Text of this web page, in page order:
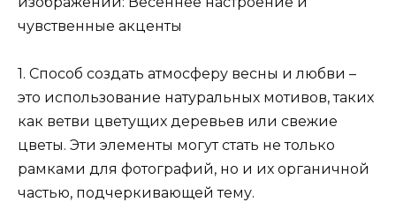
1. Способ создать атмосферу весны и любви –
это использование натуральных мотивов, таких
как ветви цветущих деревьев или свежие
цветы. Эти элементы могут стать не только
рамками для фотографий, но и их органичной
частью, подчеркивающей тему.